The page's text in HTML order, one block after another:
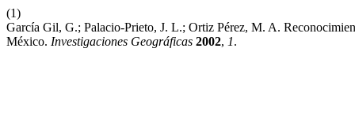
(1)
García Gil, G.; Palacio-Prieto, J. L.; Ortiz Pérez, M. A.
México. Investigaciones Geográficas 2002, 1.